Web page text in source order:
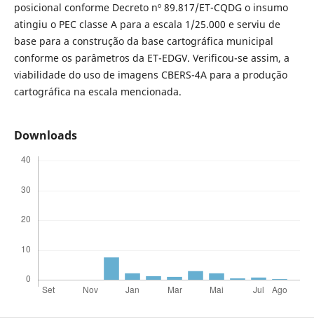
posicional conforme Decreto nº 89.817/ET-CQDG o insumo
atingiu o PEC classe A para a escala 1/25.000 e serviu de
base para a construção da base cartográfica municipal
conforme os parâmetros da ET-EDGV. Verificou-se assim, a
viabilidade do uso de imagens CBERS-4A para a produção
cartográfica na escala mencionada.
Downloads